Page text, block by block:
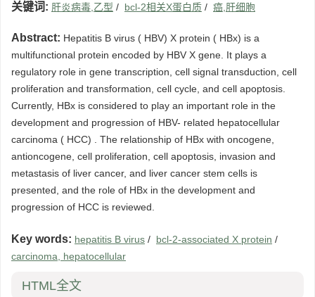
关键词: 肝炎病毒,乙型 / bcl-2相关X蛋白质 / 癌,肝细胞
Abstract: Hepatitis B virus ( HBV) X protein ( HBx) is a
multifunctional protein encoded by HBV X gene. It plays a
regulatory role in gene transcription, cell signal transduction, cell
proliferation and transformation, cell cycle, and cell apoptosis.
Currently, HBx is considered to play an important role in the
development and progression of HBV- related hepatocellular
carcinoma ( HCC) . The relationship of HBx with oncogene,
antioncogene, cell proliferation, cell apoptosis, invasion and
metastasis of liver cancer, and liver cancer stem cells is
presented, and the role of HBx in the development and
progression of HCC is reviewed.
Key words: hepatitis B virus / bcl-2-associated X protein /
carcinoma, hepatocellular
HTML全文